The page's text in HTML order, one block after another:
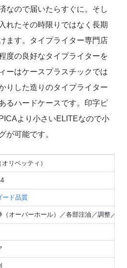
なので届いたらすぐに。そし
れたその時限りではなく長期
ます。タイプライター専門店
度の良好なタイプライターを
ーはケースプラスチックでは
りした造りのタイプライター
るハードケースです。印字ピ
より小さいELITEなので小
が可能です。
リベッティ）
ード品質
（オーバーホール）／各部注油／調整／点